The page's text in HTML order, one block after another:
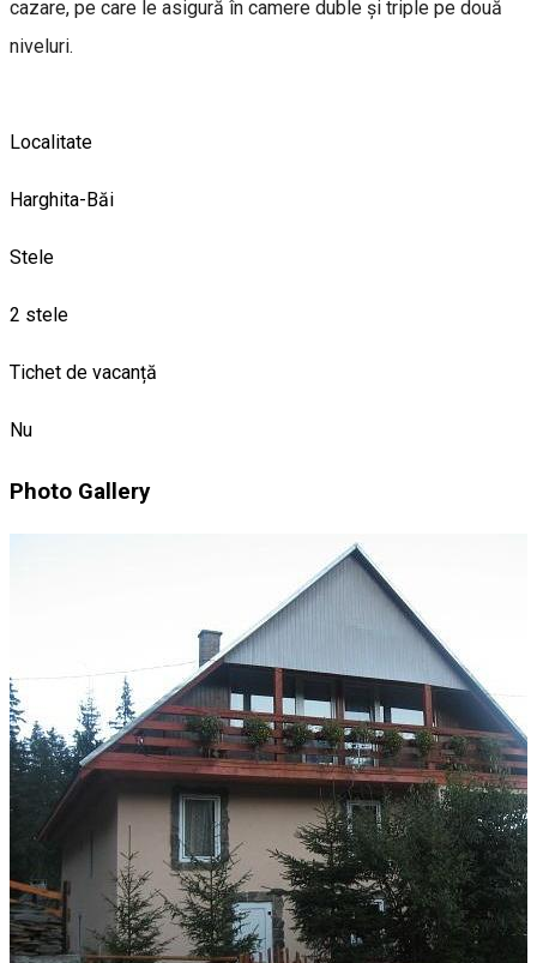
cazare, pe care le asigură în camere duble și triple pe două
niveluri.
Localitate
Harghita-Băi
Stele
2 stele
Tichet de vacanță
Nu
Photo Gallery